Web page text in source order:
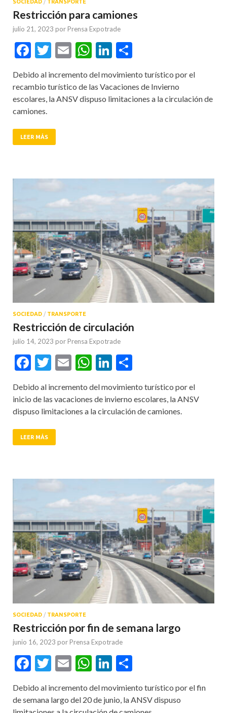
SOCIEDAD / TRANSPORTE
Restricción para camiones
julio 21, 2023 por Prensa Expotrade
Facebook
Twitter
EmailWhatsApp
LinkedIn
Debido al incremento del movimiento turístico por el
recambio turístico de las Vacaciones de Invierno
escolares, la ANSV dispuso limitaciones a la circulación de
camiones.
LEER MÁS
SOCIEDAD / TRANSPORTE
Restricción de circulación
julio 14, 2023 por Prensa Expotrade
Facebook
Twitter
EmailWhatsApp
LinkedIn
Debido al incremento del movimiento turístico por el
inicio de las vacaciones de invierno escolares, la ANSV
dispuso limitaciones a la circulación de camiones.
LEER MÁS
SOCIEDAD / TRANSPORTE
Restricción por fin de semana largo
junio 16, 2023 por Prensa Expotrade
Facebook
Twitter
EmailWhatsApp
LinkedIn
Debido al incremento del movimiento turístico por el fin
de semana largo del 20 de junio, la ANSV dispuso